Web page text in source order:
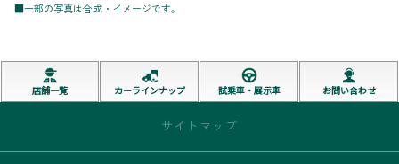
■一部の写真は合成・イメージです。
店舗一覧 カーラインナップ 試乗車・展示車 お問い合わせ
サイトマップ